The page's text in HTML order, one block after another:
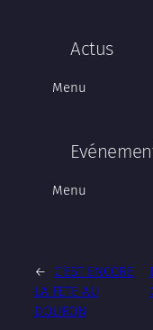
Actus
Menu
Menu
←
C’EST ENCORE
LA FETE AU
DOURON